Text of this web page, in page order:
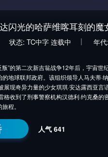
闪光的哈萨维喀耳刻的魔
状态: TC中字 连载中 年代:
”的第二次新吉翁战争12年后，宇宙世
地球联邦政府。该组织领导人马夫蒂
展现奇异力量的少女琪琪·安达露西亚
格收到了刑事警察机构汉德利·约克桑
程。
人气 641